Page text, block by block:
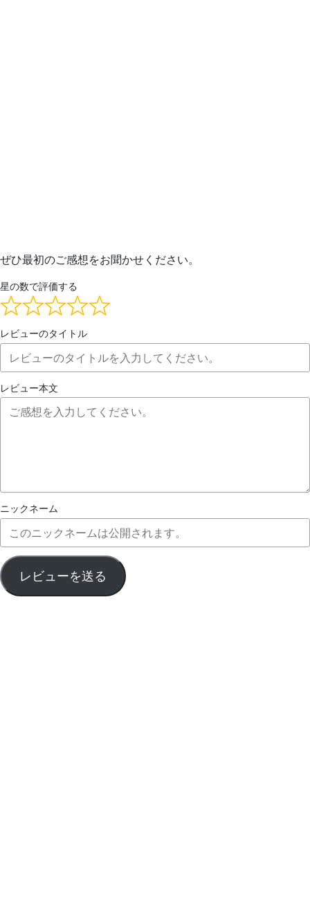
ぜひ最初のご感想をお聞かせください。
星の数で評価する
レビューのタイトル
レビュー本文
ニックネーム
レビューを送る